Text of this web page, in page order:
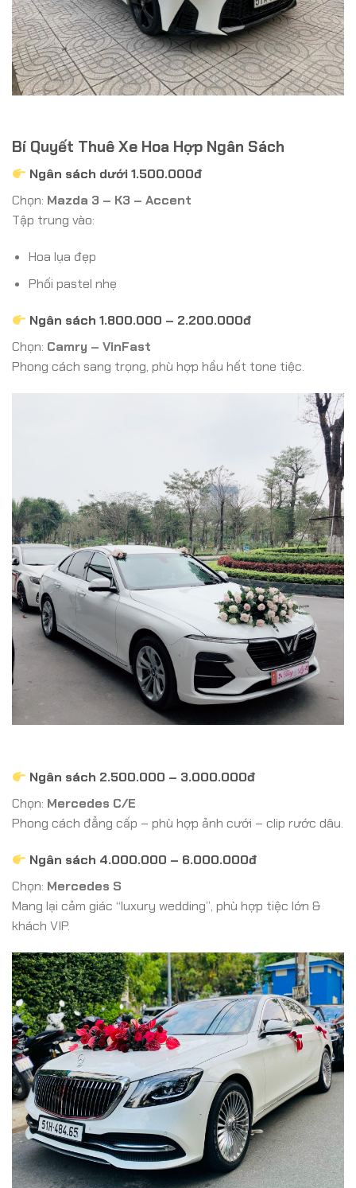
Bí Quyết Thuê Xe Hoa Hợp Ngân Sách
Ngân sách dưới 1.500.000đ
Chọn: Mazda 3 – K3 – Accent
Tập trung vào:
Hoa lụa đẹp
Phối pastel nhẹ
Ngân sách 1.800.000 – 2.200.000đ
Chọn: Camry – VinFast
Phong cách sang trọng, phù hợp hầu hết tone tiệc.
Ngân sách 2.500.000 – 3.000.000đ
Chọn: Mercedes C/E
Phong cách đẳng cấp – phù hợp ảnh cưới – clip rước dâu.
Ngân sách 4.000.000 – 6.000.000đ
Chọn: Mercedes S
Mang lại cảm giác “luxury wedding”, phù hợp tiệc lớn &
khách VIP.